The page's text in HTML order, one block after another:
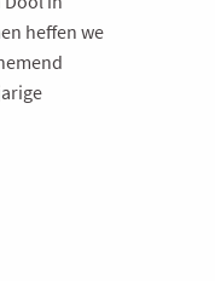
heffen we